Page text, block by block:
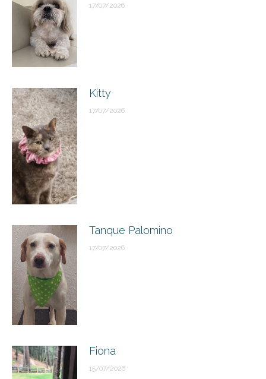
17/07/2026
Kitty
17/07/2026
Tanque Palomino
17/07/2026
Fiona
15/07/2026